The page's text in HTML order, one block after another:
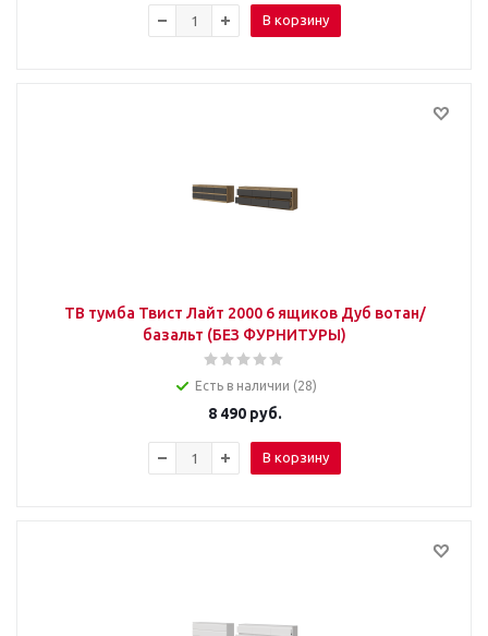
В корзину
ТВ тумба Твист Лайт 2000 6 ящиков Дуб вотан/
базальт (БЕЗ ФУРНИТУРЫ)
Есть в наличии (28)
8 490руб.
В корзину